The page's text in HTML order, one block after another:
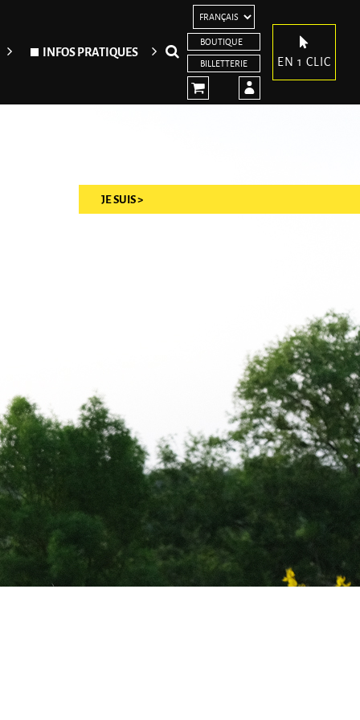
INFOS PRATIQUES Rechercher
BOUTIQUE
BILLETTERIE EN 1 CLIC